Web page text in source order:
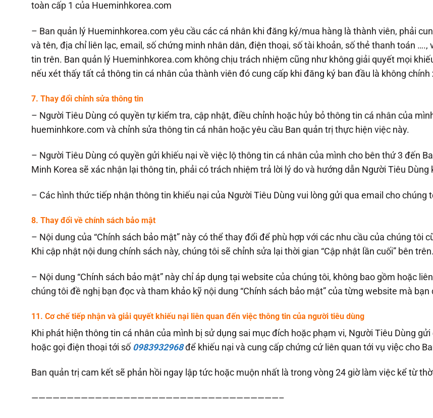
toàn cấp 1 của Hueminhkorea.com
– Ban quản lý Hueminhkorea.com yêu cầu các cá nhân khi đăng ký/mua hàng là thành viên, phải
và tên, địa chỉ liên lạc, email, số chứng minh nhân dân, điện thoại, số tài khoản, số thẻ thanh toán
tin trên. Ban quản lý Hueminhkorea.com không chịu trách nhiệm cũng như không giải quyết mọi
nếu xét thấy tất cả thông tin cá nhân của thành viên đó cung cấp khi đăng ký ban đầu là không chính
7. Thay đổi chỉnh sửa thông tin
– Người Tiêu Dùng có quyền tự kiểm tra, cập nhật, điều chỉnh hoặc hủy bỏ thông tin cá nhân của
hueminhkore.com và chỉnh sửa thông tin cá nhân hoặc yêu cầu Ban quản trị thực hiện việc này.
– Người Tiêu Dùng có quyền gửi khiếu nại về việc lộ thông tin cá nhân của mình cho bên thứ 3 đến
Minh Korea sẽ xác nhận lại thông tin, phải có trách nhiệm trả lời lý do và hướng dẫn Người Tiêu
– Các hình thức tiếp nhận thông tin khiếu nại của Người Tiêu Dùng vui lòng gửi qua email cho chúng
8. Thay đổi về chính sách bảo mật
– Nội dung của “Chính sách bảo mật” này có thể thay đổi để phù hợp với các nhu cầu của chúng tôi
Khi cập nhật nội dung chính sách này, chúng tôi sẽ chỉnh sửa lại thời gian “Cập nhật lần cuối” bên trên.
– Nội dung “Chính sách bảo mật” này chỉ áp dụng tại website của chúng tôi, không bao gồm hoặc
chúng tôi đề nghị bạn đọc và tham khảo kỹ nội dung “Chính sách bảo mật” của từng website mà bạn
11. Cơ chế tiếp nhận và giải quyết khiếu nại liên quan đến việc thông tin của người tiêu dùng
Khi phát hiện thông tin cá nhân của mình bị sử dụng sai mục đích hoặc phạm vi, Người Tiêu Dùng
hoặc gọi điện thoại tới số 0983932968để khiếu nại và cung cấp chứng cứ liên quan tới vụ việc cho
Ban quản trị cam kết sẽ phản hồi ngay lập tức hoặc muộn nhất là trong vòng 24 giờ làm việc kể từ
———————————————————————————————————–